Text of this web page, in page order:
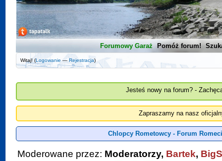
Forumowy Garaż Pomóż forum!
Witaj! (Logowanie —Rejestracja)
Jesteś nowy na forum? -
Zapraszamy na nasz
Chlopcy Rometowcy - Forum
Moderowane przez: Moderatorzy, Bartek,